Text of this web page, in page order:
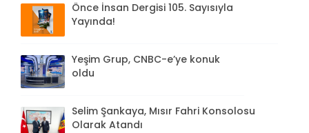
Önce İnsan Dergisi 105. Sayısıyla
Yayında!
Yeşim Grup, CNBC-e’ye konuk
oldu
Selim Şankaya, Mısır Fahri Konsolosu
Olarak Atandı